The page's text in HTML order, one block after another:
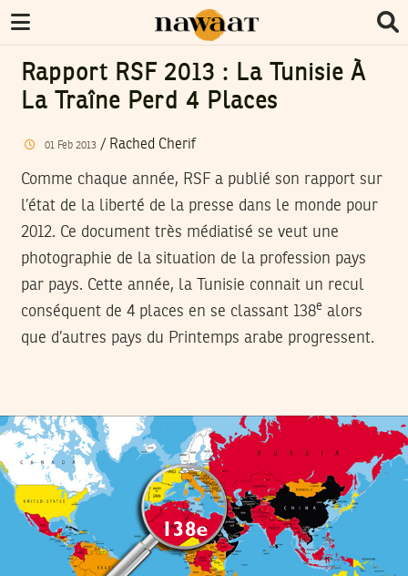
Rapport RSF 2013 : La Tunisie À
La Traîne Perd 4 Places
01 Feb 2013/ Rached Cherif
Comme chaque année, RSF a publié son rapport sur
l’état de la liberté de la presse dans le monde pour
2012. Ce document très médiatisé se veut une
photographie de la situation de la profession pays
par pays. Cette année, la Tunisie connait un recul
conséquent de 4 places en se classant 138e alors
que d’autres pays du Printemps arabe progressent.